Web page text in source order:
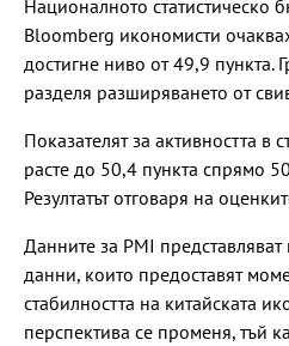
Националното статистическо
Bloomberg икономисти
достигне ниво от 49,9 пункта.
разделя разширяването от
Показателят за активността в
расте до 50,4 пункта спрямо
Резултатът отговаря на
Данните за PMI
данни, които предоставят
стабилността на китайската
перспектива се променя, тъй